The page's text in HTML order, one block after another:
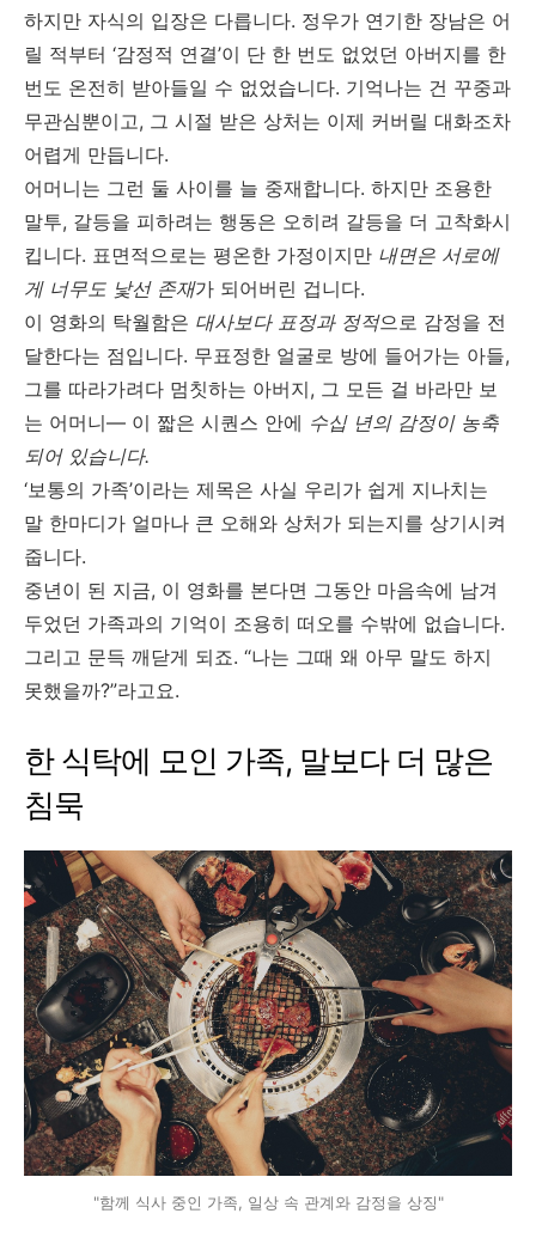
하지만 자식의 입장은 다릅니다. 정우가 연기한 장남은 어
릴 적부터 ‘감정적 연결’이 단 한 번도 없었던 아버지를 한
번도 온전히 받아들일 수 없었습니다. 기억나는 건 꾸중과
무관심뿐이고, 그 시절 받은 상처는 이제 커버릴 대화조차
어렵게 만듭니다.
어머니는 그런 둘 사이를 늘 중재합니다. 하지만 조용한
말투, 갈등을 피하려는 행동은 오히려 갈등을 더 고착화시
킵니다. 표면적으로는 평온한 가정이지만 내면은 서로에
게 너무도 낯선 존재가 되어버린 겁니다.
이 영화의 탁월함은 대사보다 표정과 정적으로 감정을 전
달한다는 점입니다. 무표정한 얼굴로 방에 들어가는 아들,
그를 따라가려다 멈칫하는 아버지, 그 모든 걸 바라만 보
는 어머니— 이 짧은 시퀀스 안에 수십 년의 감정이 농축
되어 있습니다.
‘보통의 가족’이라는 제목은 사실 우리가 쉽게 지나치는
말 한마디가 얼마나 큰 오해와 상처가 되는지를 상기시켜
줍니다.
중년이 된 지금, 이 영화를 본다면 그동안 마음속에 남겨
두었던 가족과의 기억이 조용히 떠오를 수밖에 없습니다.
그리고 문득 깨닫게 되죠. “나는 그때 왜 아무 말도 하지
못했을까?”라고요.
한 식탁에 모인 가족, 말보다 더 많은
침묵
"함께 식사 중인 가족, 일상 속 관계와 감정을 상징"